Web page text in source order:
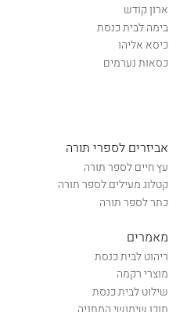
ארון קודש
בימה לבית כנסת
כיסא אליהו
כסאות נערמים
אביזרים לספרי תורה
עץ חיים לספר תורה
קטלוג מעילים לספר תורה
כתר לספר תורה
מאמרים
ריהוט לבית כנסת
מוצרי רקמה
שילוט לבית כנסת